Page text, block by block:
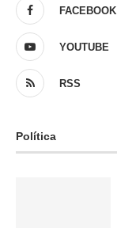
FACEBOOK
YOUTUBE
RSS
Política